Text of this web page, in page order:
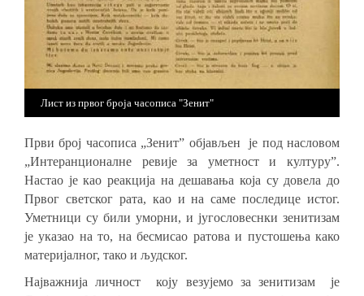
Лист из првог броја часописа "Зенит"
Први број часописа „Зенит” објављен је под насловом
„Интеранционалне ревије за уметност и културу”.
Настао је као реакција на дешавања која су довела до
Првог светског рата, као и на саме последице истог.
Уметници су били уморни, и југословеснки зенитизам
је указао на то, на бесмисао ратова и пустошења како
материјалног, тако и људског.
Најважнија личност коју везујемо за зенитизам је